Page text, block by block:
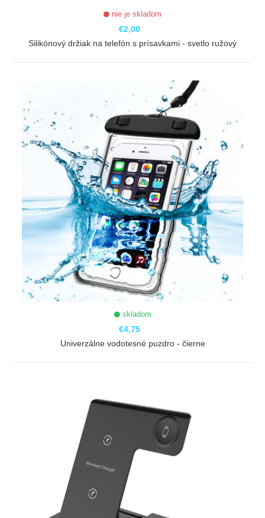
nie je skladom
€2,00
Silikónový držiak na telefón s prísavkami - svetlo ružový
skladom
€4,75
Univerzálne vodotesné puzdro - čierne